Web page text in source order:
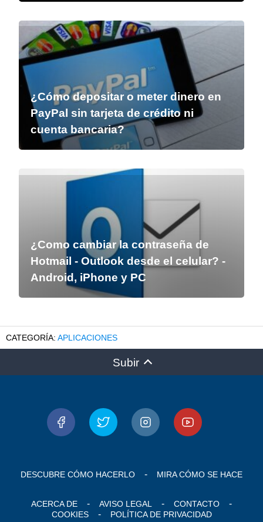
¿Cómo depositar o meter dinero en
PayPal sin tarjeta de crédito ni
cuenta bancaria?
¿Como cambiar la contraseña de
Hotmail - Outlook desde el celular? -
Android, iPhone y PC
APLICACIONES
Subir
DESCUBRE CÓMO HACERLO MIRA CÓMO SE HACE
ACERCA DE AVISO LEGAL
CONTACTO
COOKIES
POLÍTICA DE PRIVACIDAD